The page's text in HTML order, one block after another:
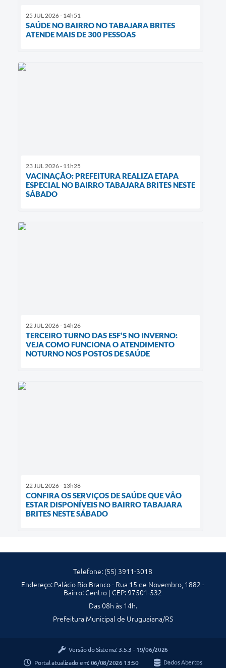
25 JUL 2026 - 14h51
SAÚDE NO BAIRRO NO TABAJARA BRITES
ATENDE MAIS DE 300 PESSOAS
23 JUL 2026 - 11h25
VACINAÇÃO: PREFEITURA REALIZA ETAPA
ESPECIAL NO BAIRRO TABAJARA BRITES NESTE
SÁBADO
22 JUL 2026 - 14h26
TERCEIRO TURNO DAS ESF’S NO INVERNO:
VEJA COMO FUNCIONA O ATENDIMENTO
NOTURNO NOS POSTOS DE SAÚDE
22 JUL 2026 - 13h38
CONFIRA OS SERVIÇOS DE SAÚDE QUE VÃO
ESTAR DISPONÍVEIS NO BAIRRO TABAJARA
BRITES NESTE SÁBADO
Telefone: (55) 3911-3018
Endereço: Palácio Rio Branco - Rua 15 de Novembro, 1882 -
Bairro: Centro | CEP: 97501-532
Das 08h às 14h.
Prefeitura Municipal de Uruguaiana/RS
Versão do Sistema: 3.5.3 - 19/06/2026
Portal atualizado em: 06/08/2026 13:50 Dados Abertos